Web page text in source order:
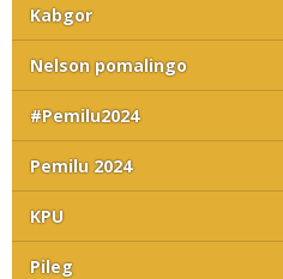
Kabgor
Nelson pomalingo
#Pemilu2024
Pemilu 2024
KPU
Pileg